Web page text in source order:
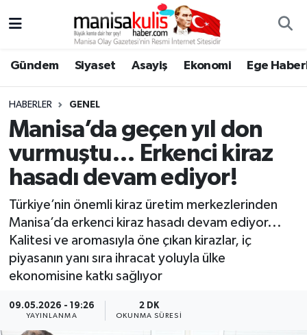
Gündem Siyaset Asayiş Ekonomi Ege
HABERLER GENEL
Manisa’da geçen yıl don
vurmuştu… Erkenci kiraz
hasadı devam ediyor!
Türkiye’nin önemli kiraz üretim merkezlerinden
Manisa’da erkenci kiraz hasadı devam ediyor...
Kalitesi ve aromasıyla öne çıkan kirazlar, iç
piyasanın yanı sıra ihracat yoluyla ülke
ekonomisine katkı sağlıyor
09.05.2026 - 19:26
YAYINLANMA
2 DK
OKUNMA SÜRESI
Ege Haberleri
Ekonomi
Genel
Resmi İlan
Siyaset
Türkiye
Yunusemre Hava Durumu
Yunusemre Trafik Yoğunluk Haritası
Süper Lig Puan Durumu ve Fikstür
Son Dakika Haberleri
Haber Arşivi